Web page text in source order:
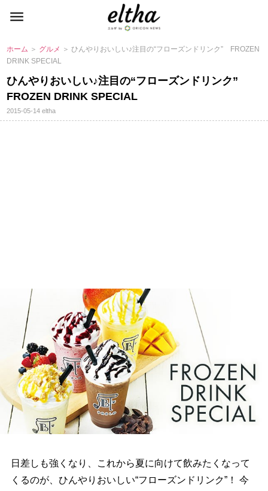
ホーム ＞ グルメ ＞ ひんやりおいしい♪注目の“フローズンドリンク” FROZEN
DRINK SPECIAL
ひんやりおいしい♪注目の“フローズンドリンク”
FROZEN DRINK SPECIAL
2015-05-14eltha
日差しも強くなり、これから夏に向けて飲みたくなって
くるのが、ひんやりおいしい“フローズンドリンク”！ 今